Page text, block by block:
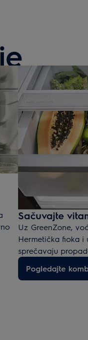
Sačuvajte
Uz GreenZone,
Hermetička fioka
sprečavaju
Pogledajte